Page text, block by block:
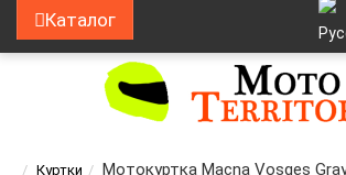
Каталог
Куртки Мотокуртка Macna Vosges